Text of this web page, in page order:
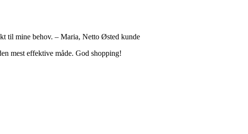
til mine behov. – Maria, Netto Østed kunde
mest effektive måde. God shopping!